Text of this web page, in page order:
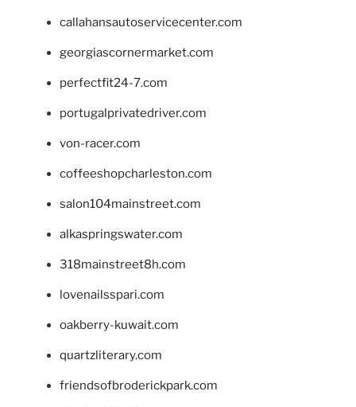
callahansautoservicecenter.com
georgiascornermarket.com
perfectfit24-7.com
portugalprivatedriver.com
von-racer.com
coffeeshopcharleston.com
salon104mainstreet.com
alkaspringswater.com
318mainstreet8h.com
lovenailsspari.com
oakberry-kuwait.com
quartzliterary.com
friendsofbroderickpark.com